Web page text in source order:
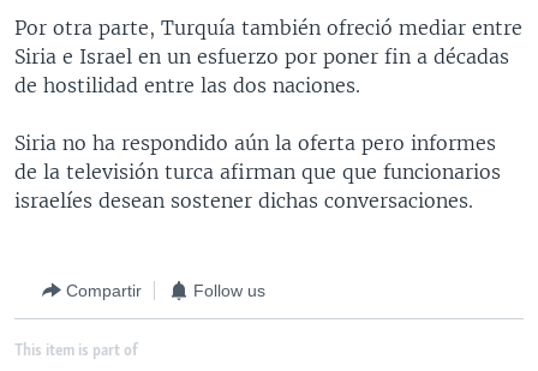
CIENCIA Y SALUD
VISIÓN 360
LAS CLAVES
AUDIONOTICIAS
BUENOS DÍAS AMÉRICA
EL MUNDO AL DÍA [RADIO]
FORO [RADIO]
NOTA ECONÓMICA
DOCUMENTALES DE LA VOA
Learning English
SÍGANOS
Por otra parte, Turquía también ofreció mediar entre
Siria e Israel en un esfuerzo por poner fin a décadas
de hostilidad entre las dos naciones.
Siria no ha respondido aún la oferta pero informes
de la televisión turca afirman que que funcionarios
israelíes desean sostener dichas conversaciones.
Compartir Follow us
This item is part of